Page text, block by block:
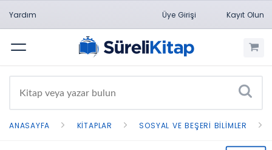
Yardım Üye Girişi Kayıt Olun
Menü
ANASAYFA KITAPLAR SOSYAL VE BEŞERI BILIMLER